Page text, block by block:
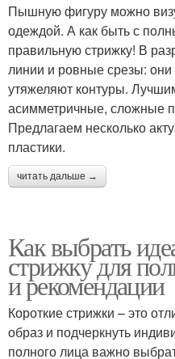
Пышную фигуру можно
одеждой. А как быть с
правильную стрижку! В
линии и ровные срезы:
утяжеляют контуры.
асимметричные, сложные
Предлагаем несколько
пластики.
читать дальше →
Как выбрать
стрижку для
и рекомендации
Короткие стрижки – это
образ и подчеркнуть
полного лица важно